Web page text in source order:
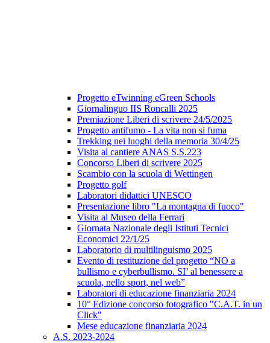
Progetto eTwinning eGreen Schools
Giornalinguo IIS Roncalli 2025
Premiazione Liberi di scrivere 24/5/2025
Progetto antifumo - La vita non si fuma
Trekking nei luoghi della memoria 30/4/25
Visita al cantiere ANAS S.S.223
Concorso Liberi di scrivere 2025
Scambio con la scuola di Wettingen
Progetto golf
Laboratori didattici UNESCO
Presentazione libro "La montagna di fuoco"
Visita al Museo della Ferrari
Giornata Nazionale degli Istituti Tecnici
Economici 22/1/25
Laboratorio di multilinguismo 2025
Evento di restituzione del progetto “NO a
bullismo e cyberbullismo. SI’ al benessere a
scuola, nello sport, nel web”
Laboratori di educazione finanziaria 2024
10° Edizione concorso fotografico "C.A.T. in un
Click"
Mese educazione finanziaria 2024
A.S. 2023-2024